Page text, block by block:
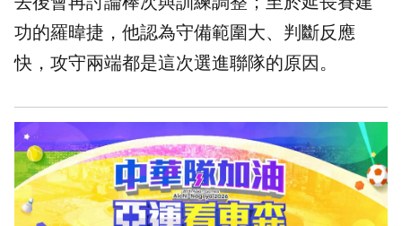
功的羅暐捷，他認為守備範圍大、判斷反應
快，攻守兩端都是這次選進聯隊的原因。